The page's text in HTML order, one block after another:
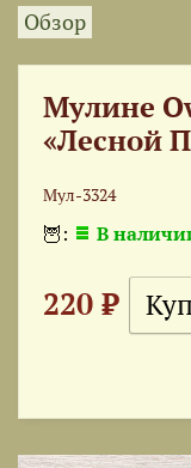
Обзор
Мулине
«Лесной
Мул-3324
🦉: В
220 ₽